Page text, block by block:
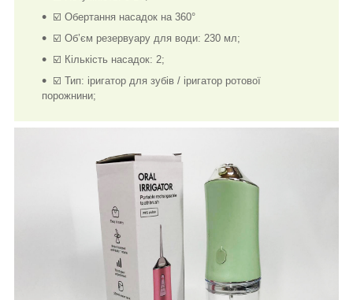
☑️ Обертання насадок на 360°
☑️ Об’єм резервуару для води: 230 мл;
☑️ Кількість насадок: 2;
☑️ Тип: іригатор для зубів / іригатор ротової
порожнини;